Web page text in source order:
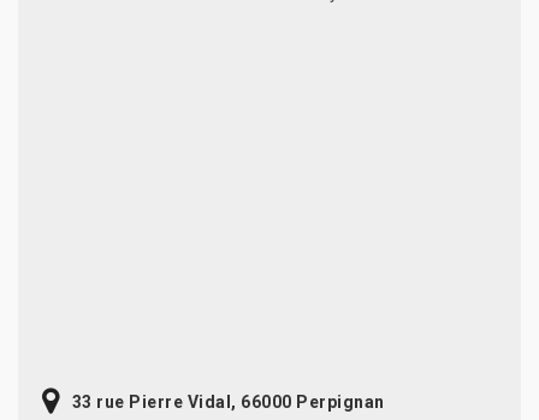
33 rue Pierre Vidal, 66000 Perpignan